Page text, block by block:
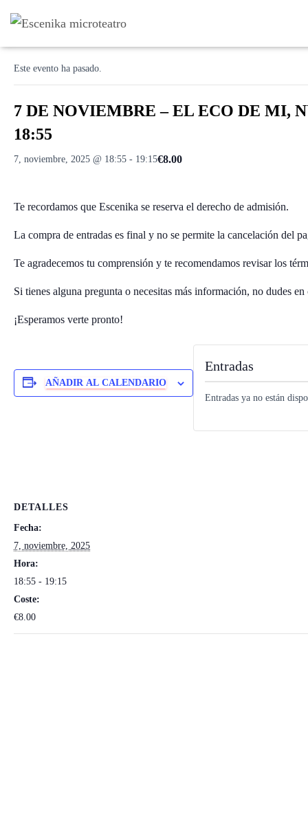
Este evento ha pasado.
7 DE NOVIEMBRE – EL ECO DE MI,
18:55
7, noviembre, 2025 @ 18:55 - 19:15€8.00
Te recordamos que Escenika se reserva el derecho de admisión.
La compra de entradas es final y no se permite la cancelación del
Te agradecemos tu comprensión y te recomendamos revisar los
Si tienes alguna pregunta o necesitas más información, no dudes en
¡Esperamos verte pronto!
AÑADIR AL CALENDARIO
DETALLES
Fecha:
7, noviembre, 2025
Hora:
18:55 - 19:15
Coste:
€8.00
Entradas
Entradas ya no están